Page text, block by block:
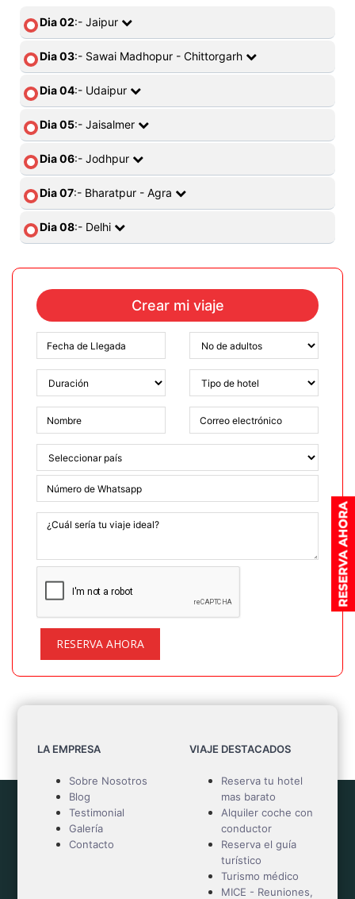
Dia 02:- Jaipur
Dia 03:- Sawai Madhopur - Chittorgarh
Dia 04:- Udaipur
Dia 05:- Jaisalmer
Dia 06:- Jodhpur
Dia 07:- Bharatpur - Agra
Dia 08:- Delhi
Crear mi viaje
RESERVA AHORA
LA EMPRESA
Sobre Nosotros
Blog
Testimonial
Galería
Contacto
VIAJE DESTACADOS
Reserva tu hotel
mas barato
Alquiler coche con
conductor
Reserva el guía
turístico
Turismo médico
MICE - Reuniones,